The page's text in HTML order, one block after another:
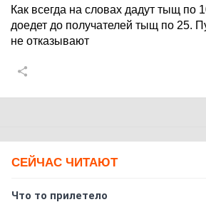
Как всегда на словах дадут тыщ по
доедет до получателей тыщ по 25.
не отказывают
СЕЙЧАС ЧИТАЮТ
Что то прилетело